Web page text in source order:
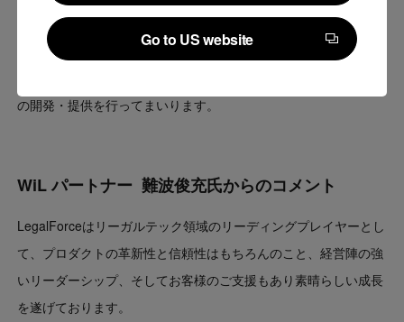
Continue to Japan corporate site
Go to US website
Go to US website
弊社は「全ての契約リスクを制御可能にする」をミッションとし
て、今後も弁護士の法務知見と最新のテクノロジーを組合せ、企
の開発・提供を行ってまいります。
WiL パートナー 難波俊充氏からのコメント
LegalForceはリーガルテック領域のリーディングプレイヤーとし
て、プロダクトの革新性と信頼性はもちろんのこと、経営陣の強
いリーダーシップ、そしてお客様のご支援もあり素晴らしい成長
を遂げております。